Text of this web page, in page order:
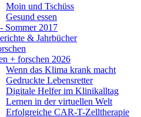
Moin und Tschüss
Gesund essen
Sommer 2017
& Jahrbücher
+ forschen 2026
Wenn das Klima krank macht
Gedruckte Lebensretter
Digitale Helfer im Klinikalltag
Lernen in der virtuellen Welt
Erfolgreiche CAR-T-Zelltherapie